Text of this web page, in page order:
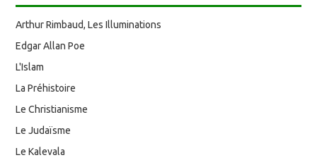
Arthur Rimbaud, Les Illuminations
Edgar Allan Poe
L'Islam
La Préhistoire
Le Christianisme
Le Judaïsme
Le Kalevala